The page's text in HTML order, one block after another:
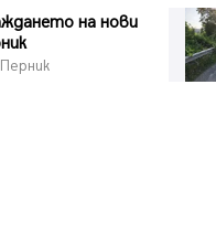
на нови